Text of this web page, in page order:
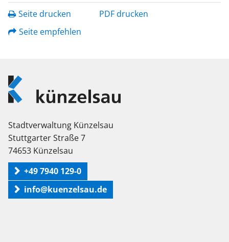
Seite drucken
PDF drucken
Seite empfehlen
Logo
Künzelsau
Stadtverwaltung Künzelsau
Stuttgarter Straße 7
74653 Künzelsau
+49 7940 129-0
info@kuenzelsau.de